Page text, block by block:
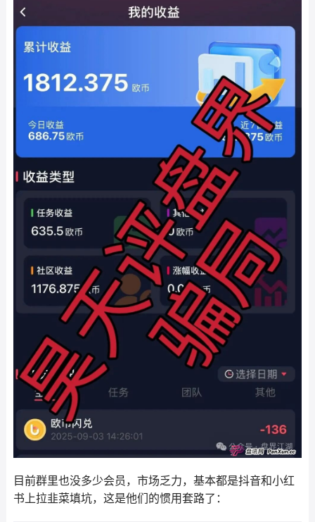
目前群里也没多少会员，市场乏力，基本都是抖音和小红
书上拉韭菜填坑，这是他们的惯用套路了：